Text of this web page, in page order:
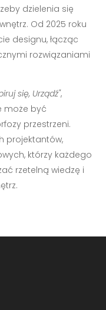
dzielenia się
Od 2025 roku
designu, łącząc
rozwiązaniami
się, Urządź",
może być
przestrzeni.
projektantów,
którzy każdego
rzetelną wiedzę i